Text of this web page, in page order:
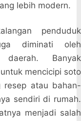
lebih modern.
penduduk
diminati oleh
Banyak
mencicipi soto
resep atau bahan-
sendiri di rumah.
menjadi salah